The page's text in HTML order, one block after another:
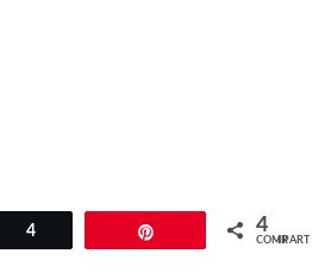
Twittear
4 4
COMPARTIR